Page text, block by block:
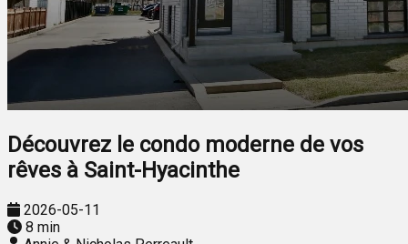
Découvrez le condo moderne de vos
rêves à Saint-Hyacinthe
2026-05-11
8 min